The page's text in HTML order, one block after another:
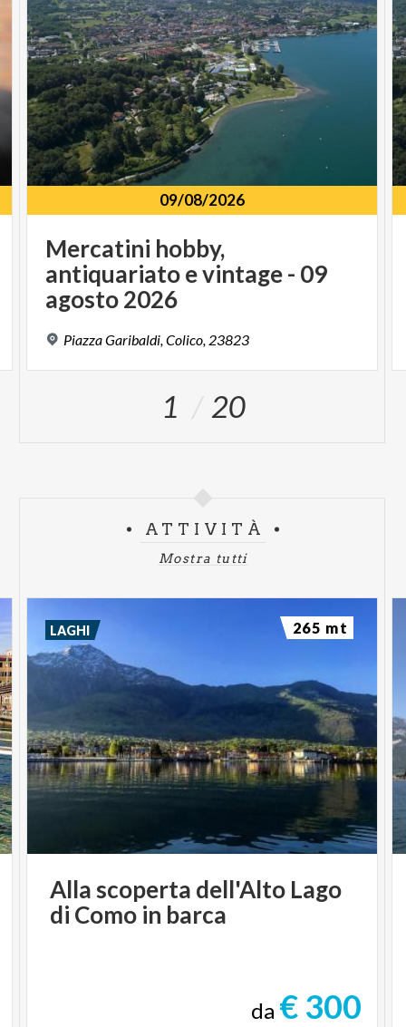
09/08/2026
Mercatini hobby,
antiquariato e vintage - 09
agosto 2026
PiazzaGaribaldi, Colico, 23823
1 20
ATTIVITÀ
Mostra tutti
Alla scoperta dell'Alto Lago
di Como in barca
da € 300
LAGHI 265 mt